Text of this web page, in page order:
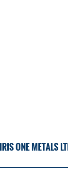
ONE METALS